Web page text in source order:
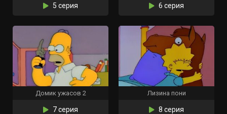
5 серия 6 серия
Домик ужасов 2
7 серия
Лизина пони
8 серия